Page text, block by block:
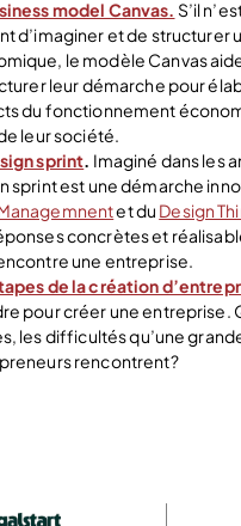
model Canvas. S’il
d’imaginer et de structurer
le modèle Canvas
leur démarche pour
du fonctionnement
leur société.
sprint. Imaginé dans les
sprint est une démarche
et du Design
concrètes et
une entreprise.
de la création
pour créer une entreprise.
les difficultés qu’une
rencontrent?